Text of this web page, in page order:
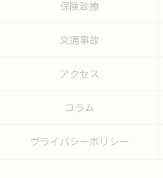
保険診療
交通事故
アクセス
コラム
プライバシーポリシー